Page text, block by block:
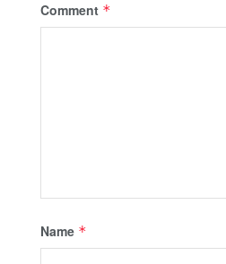
Comment *
Name *